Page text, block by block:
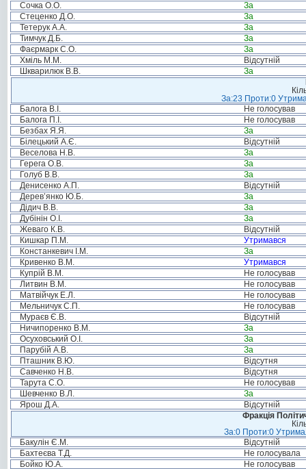
Сочка О.О.
За
Стеценко Д.О.
За
Тетерук А.А.
За
Тимчук Д.Б.
За
Фаєрмарк С.О.
За
Хміль М.М.
Відсутній
Шкварилюк В.В.
За
За:23 Проти:0
Балога В.І.
Не голосував
Балога П.І.
Не голосував
Безбах Я.Я.
За
Білецький А.Є.
Відсутній
Веселова Н.В.
За
Герега О.В.
За
Голуб В.В.
За
Денисенко А.П.
Відсутній
Дерев’янко Ю.Б.
За
Дідич В.В.
За
Дубінін О.І.
За
Жеваго К.В.
Відсутній
Кишкар П.М.
Утримався
Констанкевич І.М.
За
Кривенко В.М.
Утримався
Купрій В.М.
Не голосував
Литвин В.М.
Не голосував
Матвійчук Е.Л.
Не голосував
Мельничук С.П.
Не голосував
Мураєв Є.В.
Відсутній
Ничипоренко В.М.
За
Осуховський О.І.
За
Парубій А.В.
За
Пташник В.Ю.
Відсутня
Савченко Н.В.
Відсутня
Тарута С.О.
Не голосував
Шевченко В.Л.
За
Ярош Д.А.
Відсутній
Фракція
За:0 Проти:0
Бакулін Є.М.
Відсутній
Бахтеєва Т.Д.
Не голосувала
Бойко Ю.А.
Не голосував